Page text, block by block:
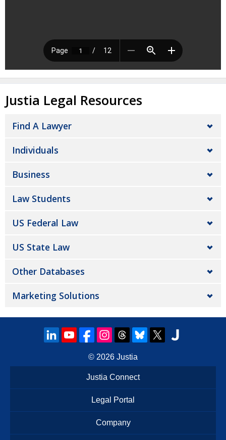
Justia Legal Resources
Find A Lawyer
Individuals
Business
Law Students
US Federal Law
US State Law
Other Databases
Marketing Solutions
© 2026 Justia
Justia Connect
Legal Portal
Company